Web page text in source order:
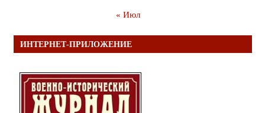
« Июл
ИНТЕРНЕТ-ПРИЛОЖЕНИЕ